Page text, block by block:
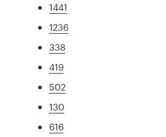
1441
1236
338
419
502
130
616